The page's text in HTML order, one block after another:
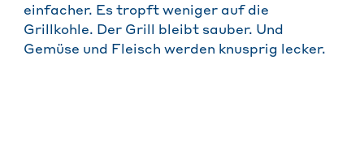
einfacher. Es tropft weniger auf die
Grillkohle. Der Grill bleibt sauber. Und
Gemüse und Fleisch werden knusprig lecker.